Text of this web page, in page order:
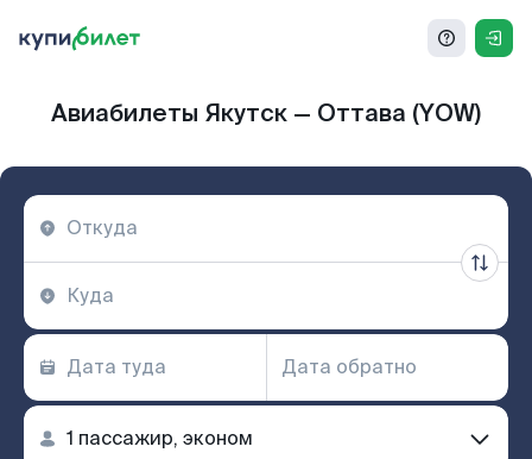
Авиабилеты Якутск — Оттава (YOW)